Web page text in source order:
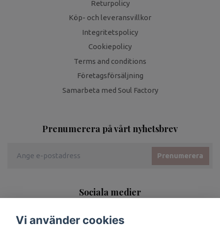
Returpolicy
Köp- och leveransvillkor
Integritetspolicy
Cookiepolicy
Terms and conditions
Företagsförsäljning
Samarbeta med Soul Factory
Prenumerera på vårt nyhetsbrev
Prenumerera
Sociala medier
Vi använder cookies